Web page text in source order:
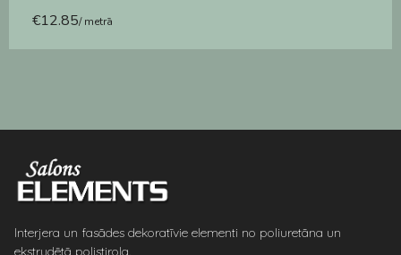
€12.85/ metrā
Interjera un fasādes dekoratīvie elementi no poliuretāna un
ekstrudētā polistirola.